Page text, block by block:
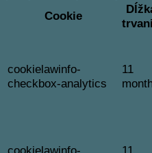
Cookie
cookielawinfo-
checkbox-analytics
11
cookielawinfo-
11